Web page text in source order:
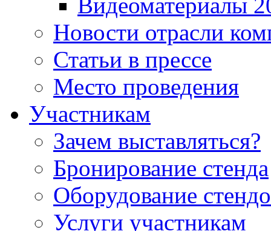
Видеоматериалы
Новости отрасли
Статьи в прессе
Место проведения
Участникам
Зачем выставляться?
Бронирование стенда
Оборудование
Услуги участникам